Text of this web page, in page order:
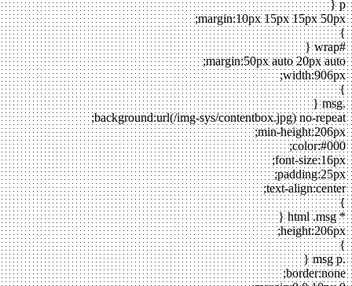
p {
margin:10px 15px 15px 50px;
}
#wrap {
margin:50px auto 20px auto;
width:906px;
}
.msg {
background:url(/img-sys/contentbox.jpg) no-repeat;
min-height:206px;
color:#000;
font-size:16px;
padding:25px;
text-align:center;
}
* html .msg {
height:206px;
}
.msg p {
border:none;